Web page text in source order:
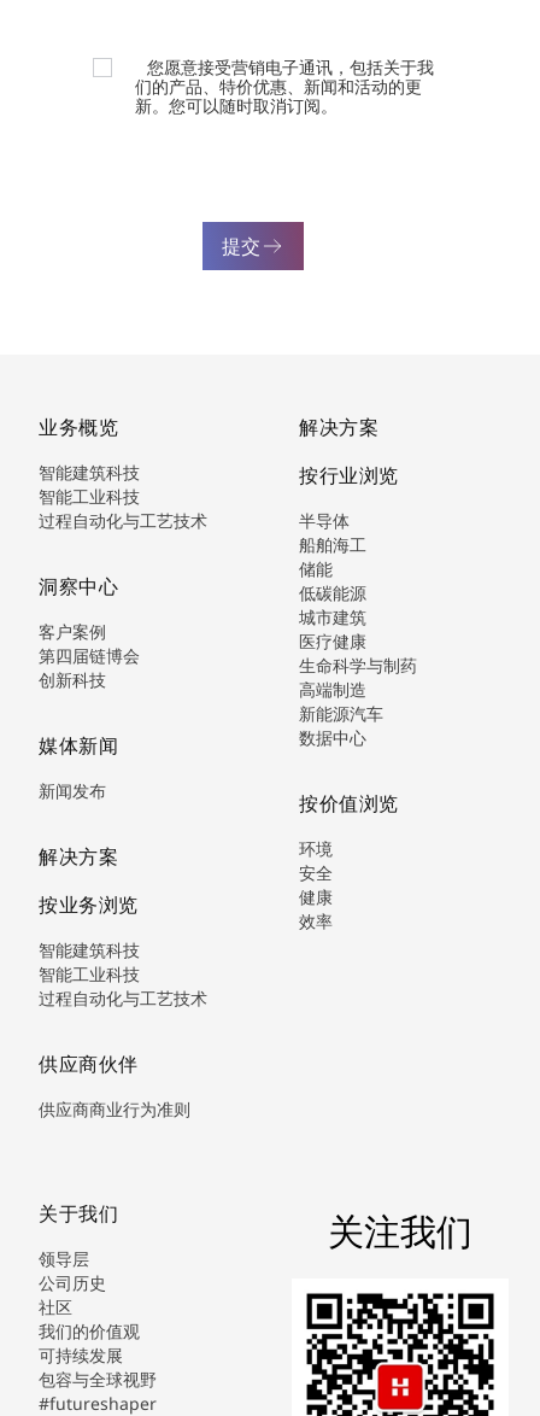
您愿意接受营销电子通讯，包括关于我
们的产品、特价优惠、新闻和活动的更
新。您可以随时取消订阅。
提交
业务概览
智能建筑科技
智能工业科技
过程自动化与工艺技术
洞察中心
客户案例
第四届链博会
创新科技
媒体新闻
新闻发布
解决方案
按业务浏览
智能建筑科技
智能工业科技
过程自动化与工艺技术
供应商伙伴
供应商商业行为准则
解决方案
按行业浏览
半导体
船舶海工
储能
低碳能源
城市建筑
医疗健康
生命科学与制药
高端制造
新能源汽车
数据中心
按价值浏览
环境
安全
健康
效率
关于我们
领导层
公司历史
社区
我们的价值观
可持续发展
包容与全球视野
#futureshaper
关注我们